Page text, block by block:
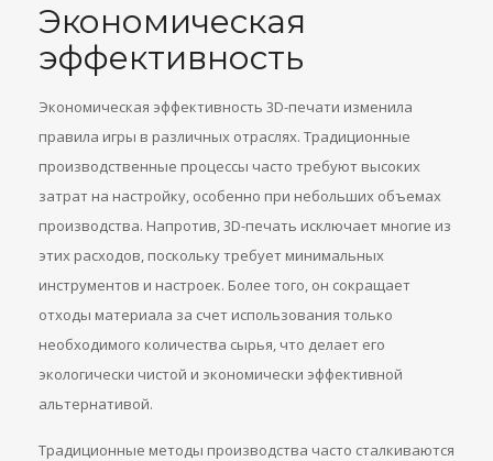
Экономическая
эффективность
Экономическая эффективность 3D-печати изменила
правила игры в различных отраслях. Традиционные
производственные процессы часто требуют высоких
затрат на настройку, особенно при небольших объемах
производства. Напротив, 3D-печать исключает многие из
этих расходов, поскольку требует минимальных
инструментов и настроек. Более того, он сокращает
отходы материала за счет использования только
необходимого количества сырья, что делает его
экологически чистой и экономически эффективной
альтернативой.
Традиционные методы производства часто сталкиваются